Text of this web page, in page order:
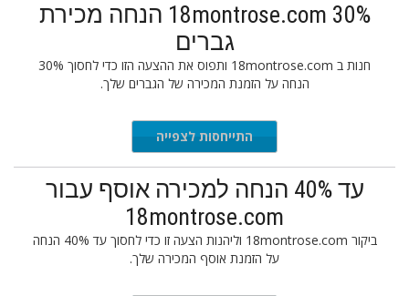
18montrose.com 30% הנחה מכירת
גברים
חנות ב 18montrose.com ותפוס את ההצעה הזו כדי לחסוך 30%
הנחה על הזמנת המכירה של הגברים שלך.
התייחסות לצפייה
עד 40% הנחה למכירה אוסף עבור
18montrose.com
ביקור 18montrose.com וליהנות הצעה זו כדי לחסוך עד 40% הנחה
על הזמנת אוסף המכירה שלך.